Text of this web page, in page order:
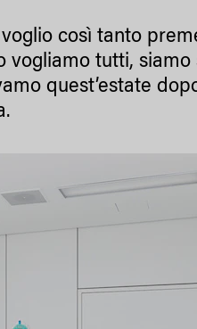
così tanto
vogliamo tutti,
quest’estate